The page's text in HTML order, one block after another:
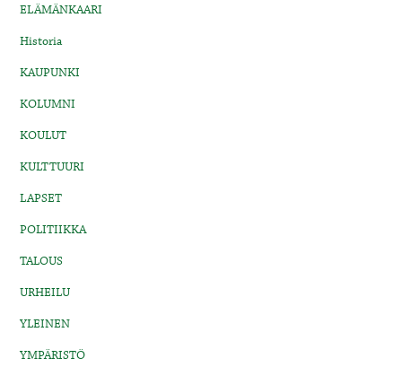
ELÄMÄNKAARI
Historia
KAUPUNKI
KOLUMNI
KOULUT
KULTTUURI
LAPSET
POLITIIKKA
TALOUS
URHEILU
YLEINEN
YMPÄRISTÖ